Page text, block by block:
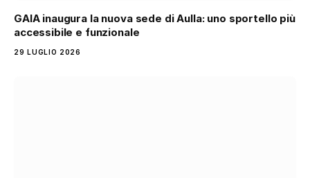
GAIA inaugura la nuova sede di Aulla: uno sportello più
accessibile e funzionale
29 LUGLIO 2026